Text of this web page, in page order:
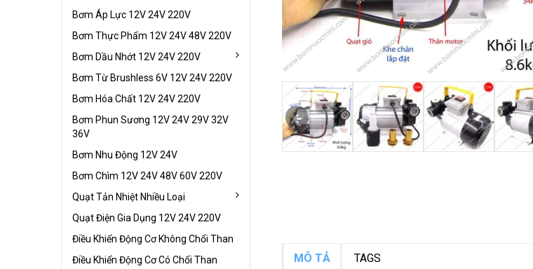
Bơm Áp Lực 12V 24V 220V
Bơm Thực Phẩm 12V 24V 48V 220V
Bơm Dầu Nhớt 12V 24V 220V
Bơm Từ Brushless 6V 12V 24V 220V
Bơm Hóa Chất 12V 24V 220V
Bơm Phun Sương 12V 24V 29V 32V
36V
Bơm Nhu Động 12V 24V
Bơm Chìm 12V 24V 48V 60V 220V
Quạt Tản Nhiệt Nhiều Loại
Quạt Điện Gia Dụng 12V 24V 220V
Điều Khiển Động Cơ Không Chổi Than
Điều Khiển Động Cơ Có Chổi Than
MÔ TẢ TAGS